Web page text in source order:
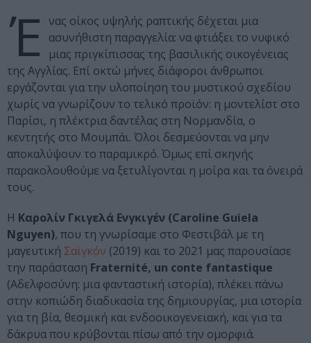
Έ νας οίκος υψηλής ραπτικής δέχεται μια
ασυνήθιστη παραγγελία: να φτιάξει το νυφικό
μιας πριγκίπισσας της βασιλικής οικογένειας
της Αγγλίας. Επί οκτώ μήνες διάφοροι άνθρωποι
εργάζονται για την υλοποίηση του μυστικού σχεδίου
χωρίς να γνωρίζουν το τελικό προϊόν: η μοντελίστ στο
Παρίσι, η πλέκτρια δαντέλας στη Νορμανδία, ο
κεντητής στο Μουμπάι. Όλοι δεσμεύονται να μην
αποκαλύψουν το παραμικρό. Όμως επί σκηνής
παρακολουθούμε να ξετυλίγονται η μοίρα και τα όνειρά
τους.
Η Καρολίν Γκιγελά Ενγκιγέν (Caroline Guiela
Nguyen), που τη γνωρίσαμε στο Φεστιβάλ με τη
μαγευτική Σαϊγκόν (2019) και το 2021 μας παρουσίασε
την παράσταση Fraternité, un conte fantastique
(Αδελφοσύνη: μια φανταστική ιστορία), πλέκει πάνω
στην κοπιώδη διαδικασία της δημιουργίας, μια ιστορία
για τη βία, θεσμική και ενδοοικογενειακή, και για τα
δάκρυα που κρύβονται πίσω από την ομορφιά.